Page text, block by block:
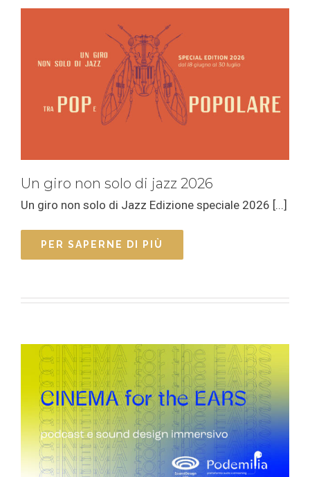
Un giro non solo di jazz 2026
Un giro non solo di Jazz Edizione speciale 2026 [...]
PER SAPERNE DI PIÙ